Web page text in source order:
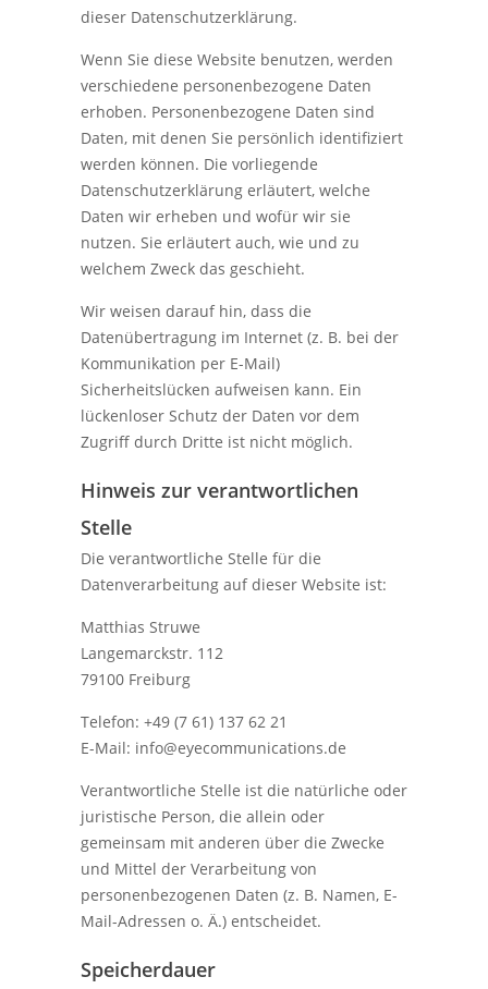
dieser Datenschutzerklärung.
Wenn Sie diese Website benutzen, werden
verschiedene personenbezogene Daten
erhoben. Personenbezogene Daten sind
Daten, mit denen Sie persönlich identifiziert
werden können. Die vorliegende
Datenschutzerklärung erläutert, welche
Daten wir erheben und wofür wir sie
nutzen. Sie erläutert auch, wie und zu
welchem Zweck das geschieht.
Wir weisen darauf hin, dass die
Datenübertragung im Internet (z. B. bei der
Kommunikation per E-Mail)
Sicherheitslücken aufweisen kann. Ein
lückenloser Schutz der Daten vor dem
Zugriff durch Dritte ist nicht möglich.
Hinweis zur verantwortlichen
Stelle
Die verantwortliche Stelle für die
Datenverarbeitung auf dieser Website ist:
Matthias Struwe
Langemarckstr. 112
79100 Freiburg
Telefon: +49 (7 61) 137 62 21
E-Mail: info@eyecommunications.de
Verantwortliche Stelle ist die natürliche oder
juristische Person, die allein oder
gemeinsam mit anderen über die Zwecke
und Mittel der Verarbeitung von
personenbezogenen Daten (z. B. Namen, E-
Mail-Adressen o. Ä.) entscheidet.
Speicherdauer